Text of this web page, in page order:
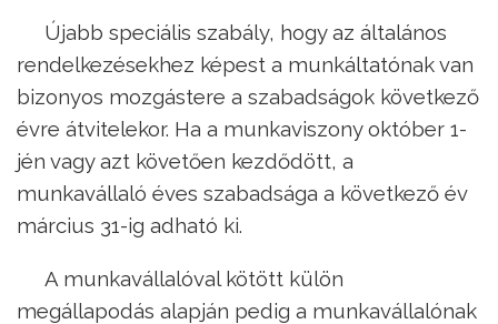
Újabb speciális szabály, hogy az általános
rendelkezésekhez képest a munkáltatónak van
bizonyos mozgástere a szabadságok következő
évre átvitelekor. Ha a munkaviszony október 1-
jén vagy azt követően kezdődött, a
munkavállaló éves szabadsága a következő év
március 31-ig adható ki.
A munkavállalóval kötött külön
megállapodás alapján pedig a munkavállalónak